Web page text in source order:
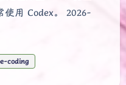
使用 Codex。 2026-
coding